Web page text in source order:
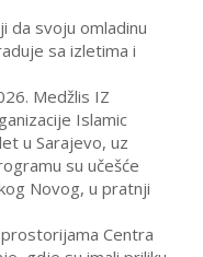
da svoju omladinu
sa izletima i
Medžlis IZ
Islamic
u Sarajevo, uz
su učešće
Novog, u pratnji
Centra